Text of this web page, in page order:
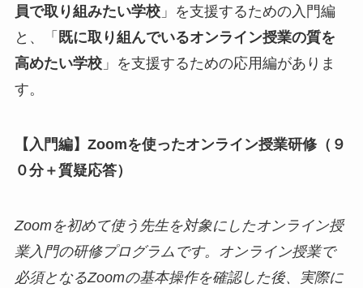
員で取り組みたい学校」を支援するための入門編
と、「 既に取り組んでいるオンライン授業の質を
高めたい学校」を支援するための応用編がありま
す。
【入門編】Zoomを使ったオンライン授業研修（９
０分＋質疑応答）
Zoomを初めて使う先生を対象にしたオンライン授
業入門の研修プログラムです。オンライン授業で
必須となるZoomの基本操作を確認した後、実際に